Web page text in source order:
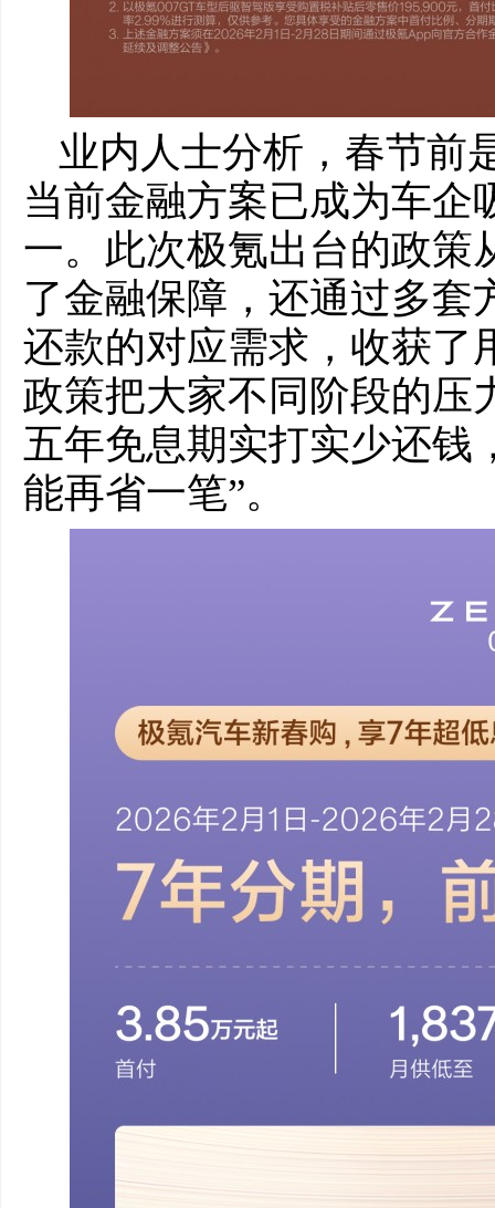
业内人士分析，春节前
当前金融方案已成为车企
一。此次极氪出台的政策
了金融保障，还通过多套
还款的对应需求，收获了
政策把大家不同阶段的压
五年免息期实打实少还钱
能再省一笔”。